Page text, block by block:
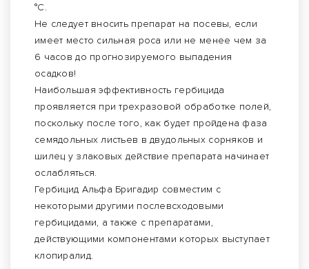
°C.
Не следует вносить препарат на посевы, если
имеет место сильная роса или не менее чем за
6 часов до прогнозируемого выпадения
осадков!
Наибольшая эффективность гербицида
проявляется при трехразовой обработке полей,
поскольку после того, как будет пройдена фаза
семядольных листьев в двудольных сорняков и
шилец у злаковых действие препарата начинает
ослабляться.
Гербицид Альфа Бригадир совместим с
некоторыми другими послевсходовыми
гербицидами, а также с препаратами,
действующими компонентами которых выступает
клопиралид.